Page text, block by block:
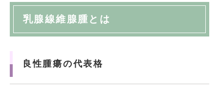
乳腺線維腺腫とは
良性腫瘍の代表格